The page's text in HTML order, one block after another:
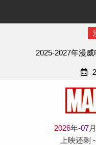
2025-2027年漫
2026年-07
上映还剩